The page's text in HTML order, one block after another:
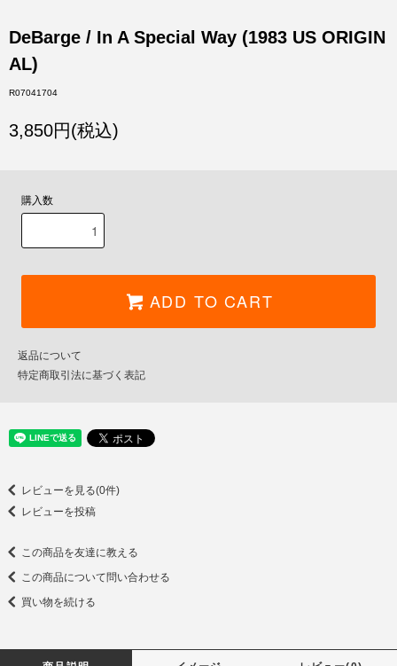
DeBarge / In A Special Way (1983 US ORIGIN
AL)
R07041704
3,850円(税込)
購入数
ADD TO CART
返品について
特定商取引法に基づく表記
レビューを見る(0件)
レビューを投稿
この商品を友達に教える
この商品について問い合わせる
買い物を続ける